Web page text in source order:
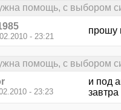
помощь, с выбором
- 23:21
прошу
помощь, с выбором
- 23:23
и под